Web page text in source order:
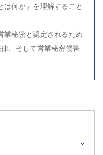
は何か」を理解すること
業秘密と認定されるため
、そして営業秘密侵害